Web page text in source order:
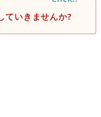
ていきませんか?